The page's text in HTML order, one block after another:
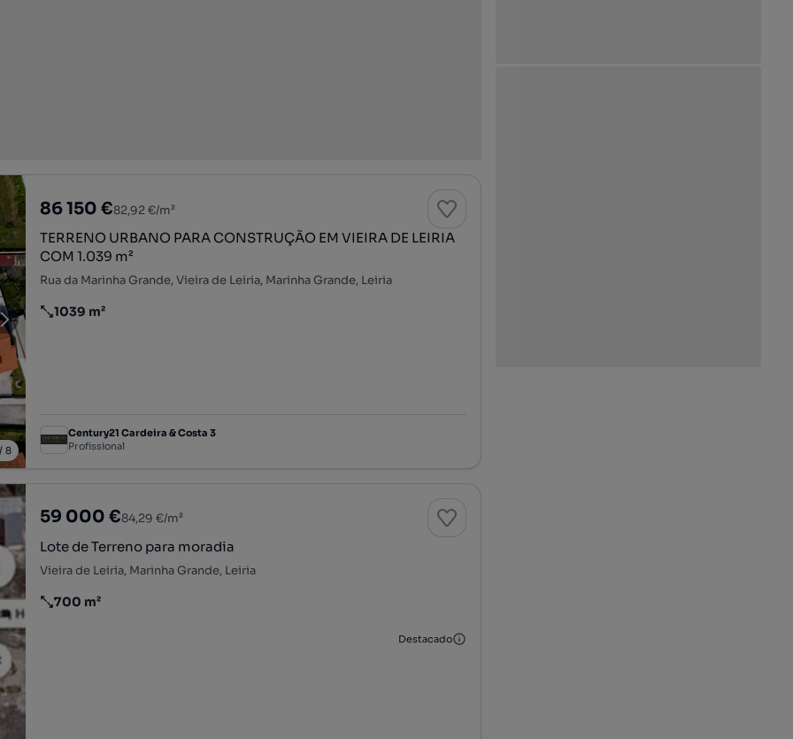
8
86 150 €82,92 €/m²
TERRENO URBANO PARA CONSTRUÇÃO EM VIEIRA DE LEIRIA
COM 1.039 m²
Rua da Marinha Grande, Vieira de Leiria, Marinha Grande, Leiria
Preço por metro quadrado
1039 m²
Century21 Cardeira & Costa 3
Profissional
59 000 €84,29 €/m²
Lote de Terreno para moradia
Vieira de Leiria, Marinha Grande, Leiria
Preço por metro quadrado
700 m²
Destacado